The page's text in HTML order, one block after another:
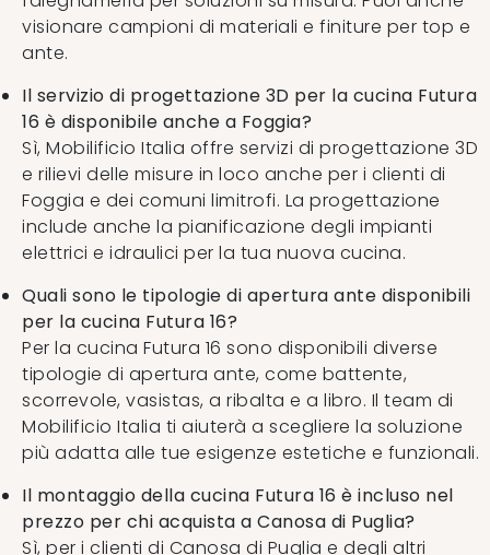
visionare campioni di materiali e finiture per top e
ante.
Il servizio di progettazione 3D per la cucina Futura
16 è disponibile anche a Foggia?
Sì, Mobilificio Italia offre servizi di progettazione 3D
e rilievi delle misure in loco anche per i clienti di
Foggia e dei comuni limitrofi. La progettazione
include anche la pianificazione degli impianti
elettrici e idraulici per la tua nuova cucina.
Quali sono le tipologie di apertura ante disponibili
per la cucina Futura 16?
Per la cucina Futura 16 sono disponibili diverse
tipologie di apertura ante, come battente,
scorrevole, vasistas, a ribalta e a libro. Il team di
Mobilificio Italia ti aiuterà a scegliere la soluzione
più adatta alle tue esigenze estetiche e funzionali.
Il montaggio della cucina Futura 16 è incluso nel
prezzo per chi acquista a Canosa di Puglia?
Sì, per i clienti di Canosa di Puglia e degli altri